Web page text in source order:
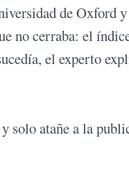
de Oxford
no cerraba: el
el experto
solo atañe a la